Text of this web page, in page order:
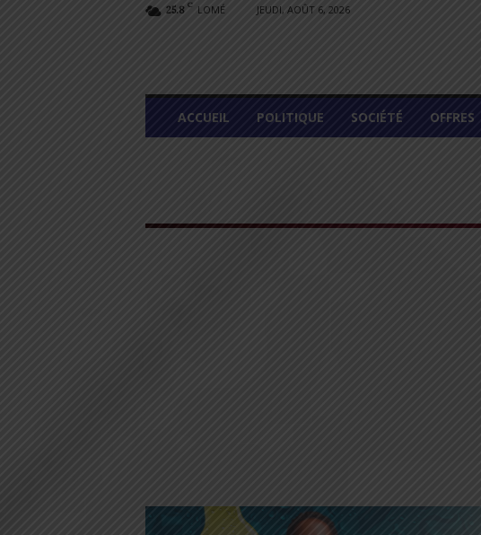
25.8 C LOMÉ JEUDI, AOÛT 6, 2026
L
M
ACCUEIL POLITIQUE SOCIÉTÉ OFFRES